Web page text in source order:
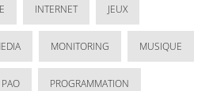
INTERNET JEUX
MONITORING MUSIQUE
PAO PROGRAMMATION